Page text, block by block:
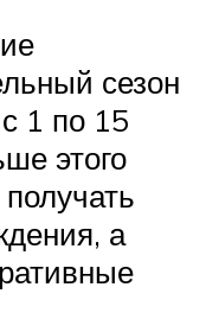
сезон
1 по 15
этого
а